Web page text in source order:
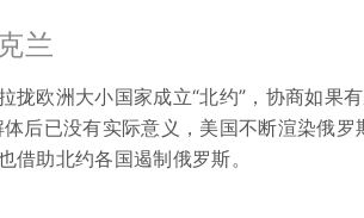
兰
拢欧洲大小国家成立“北约”，协商如果
后已没有实际意义，美国不断渲染俄
借助北约各国遏制俄罗斯。